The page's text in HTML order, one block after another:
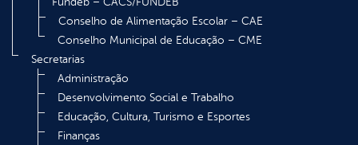
Conselho de Alimentação Escolar – CAE
Conselho Municipal de Educação – CME
Secretarias
Administração
Desenvolvimento Social e Trabalho
Educação, Cultura, Turismo e Esportes
Finanças